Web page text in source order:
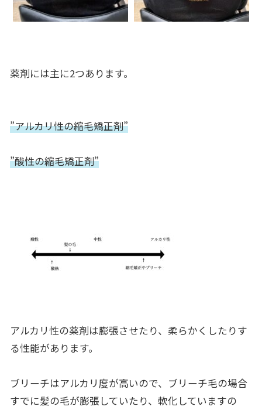
薬剤には主に2つあります。
”アルカリ性の縮毛矯正剤”
”酸性の縮毛矯正剤”
アルカリ性の薬剤は膨張させたり、柔らかくしたりす
る性能があります。
ブリーチはアルカリ度が高いので、ブリーチ毛の場合
すでに髪の毛が膨張していたり、軟化していますの